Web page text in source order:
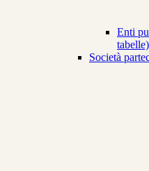
Enti
tabelle)
Società